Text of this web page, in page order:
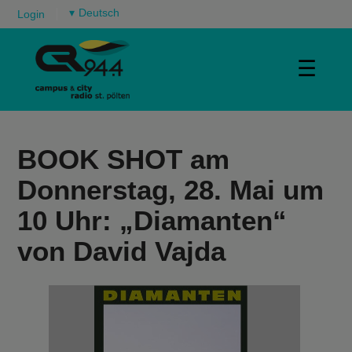
Login ▾
☰
BOOK SHOT am
Donnerstag, 28. Mai um
10 Uhr: „Diamanten“
von David Vajda